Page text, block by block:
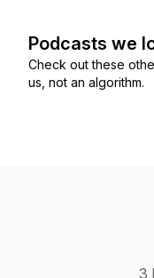
Podcasts we
Check out these
us, not an algorithm.
3